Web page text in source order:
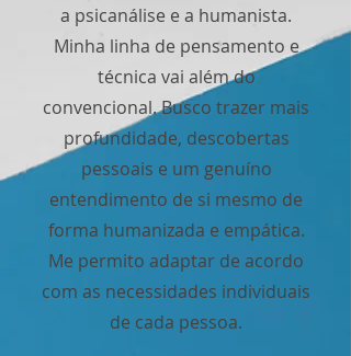
a psicanálise e a humanista.
Minha linha de pensamento e
técnica vai além do
convencional. Busco trazer mais
profundidade, descobertas
pessoais e um genuíno
entendimento de si mesmo de
forma humanizada e empática.
Me permito adaptar de acordo
com as necessidades individuais
de cada pessoa.